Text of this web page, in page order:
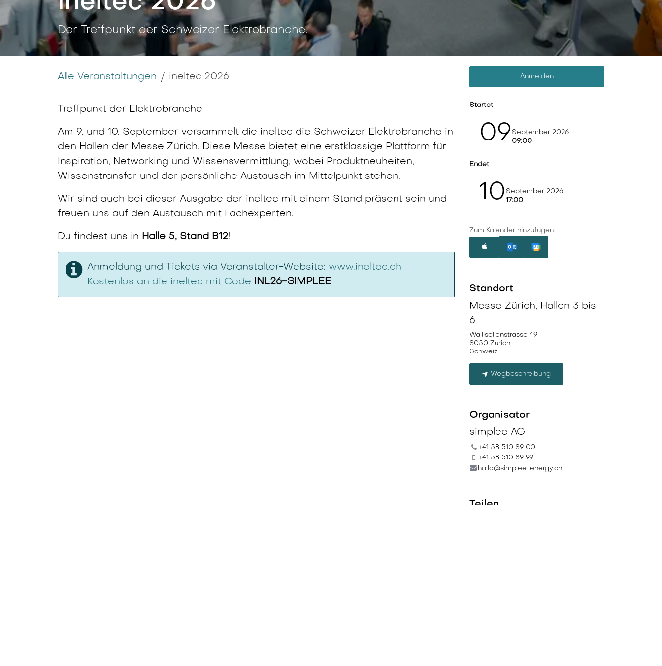
Der Treffpunkt der Schweizer Elektrobranche.
Alle Veranstaltungen ineltec 2026
Treffpunkt der Elektrobranche
Am 9. und 10. September versammelt die ineltec die Schweizer Elektrobranche in
den Hallen der Messe Zürich. Diese Messe bietet eine erstklassige Plattform für
Inspiration, Networking und Wissensvermittlung, wobei Produktneuheiten,
Wissenstransfer und der persönliche Austausch im Mittelpunkt stehen.
Wir sind auch bei dieser Ausgabe der ineltec mit einem Stand präsent sein und
freuen uns auf den Austausch mit Fachexperten.
Du findest uns in Halle 5, Stand B12!
Anmeldung und Tickets via Veranstalter-Website: www.ineltec.ch
Kostenlos an die ineltec mit Code INL26-SIMPLEE
Anmelden
Startet
09 September 2026
09:00
Endet
10 September 2026
17:00
Zum Kalender hinzufügen:
Standort
Messe Zürich, Hallen 3 bis
6
Wallisellenstrasse 49
8050 Zürich
Schweiz
Wegbeschreibung
Organisator
simplee AG
+41 58 510 89 00
+41 58 510 89 99
hallo@simplee-energy.ch
Teilen